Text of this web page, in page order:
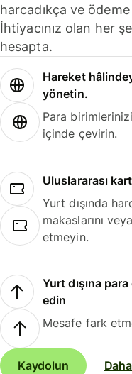
harcadıkça ve
İhtiyacınız olan her
hesapta.
Hareket
yönetin.
Para
içinde çevirin.
Uluslararası kart
Yurt dışında
makaslarını
etmeyin.
Yurt dışına
edin
Mesafe fark
Kaydolun